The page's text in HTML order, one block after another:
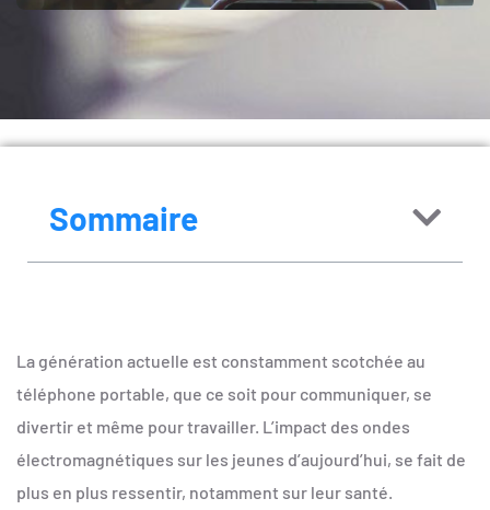
Sommaire
La génération actuelle est constamment scotchée au
téléphone portable, que ce soit pour communiquer, se
divertir et même pour travailler. L’impact des ondes
électromagnétiques sur les jeunes d’aujourd’hui, se fait de
plus en plus ressentir, notamment sur leur santé.